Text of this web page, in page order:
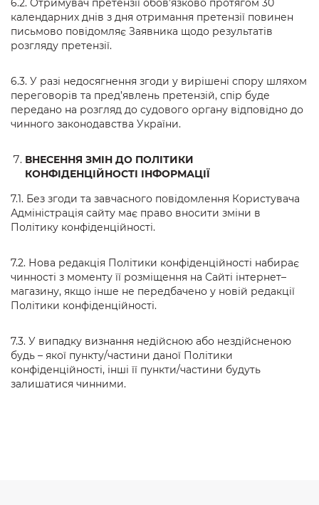
6.2. Отримувач претензії обов’язково протягом 30
календарних днів з дня отримання претензії повинен
письмово повідомляє Заявника щодо результатів
розгляду претензії.
6.3. У разі недосягнення згоди у вирішені спору шляхом
переговорів та пред’явлень претензій, спір буде
передано на розгляд до судового органу відповідно до
чинного законодавства України.
ВНЕСЕННЯ ЗМІН ДО ПОЛІТИКИ
КОНФІДЕНЦІЙНОСТІ ІНФОРМАЦІЇ
7.1. Без згоди та завчасного повідомлення Користувача
Адміністрація сайту має право вносити зміни в
Політику конфіденційності.
7.2. Нова редакція Політики конфіденційності набирає
чинності з моменту її розміщення на Сайті інтернет–
магазину, якщо інше не передбачено у новій редакції
Політики конфіденційності.
7.3. У випадку визнання недійсною або нездійсненою
будь – якої пункту/частини даної Політики
конфіденційності, інші її пункти/частини будуть
залишатися чинними.